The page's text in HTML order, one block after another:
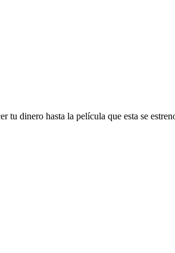
tu dinero hasta la película que esta se